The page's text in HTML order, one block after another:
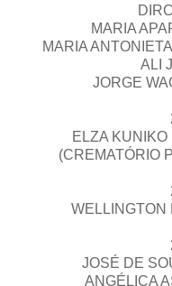
MARIA
MARIA
ALI
JORGE
ELZA KUNIKO
(CREMATÓRIO
WELLINGTON
JOSÉ DE
ANGÉLICA